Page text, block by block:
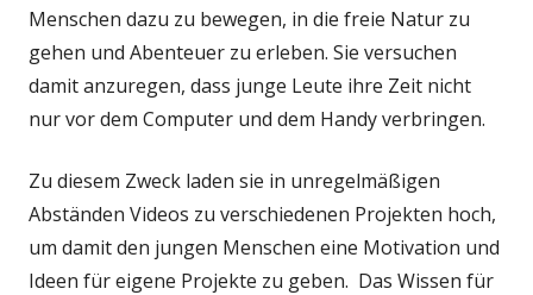
Menschen dazu zu bewegen, in die freie Natur zu
gehen und Abenteuer zu erleben. Sie versuchen
damit anzuregen, dass junge Leute ihre Zeit nicht
nur vor dem Computer und dem Handy verbringen.
Zu diesem Zweck laden sie in unregelmäßigen
Abständen Videos zu verschiedenen Projekten hoch,
um damit den jungen Menschen eine Motivation und
Ideen für eigene Projekte zu geben. Das Wissen für